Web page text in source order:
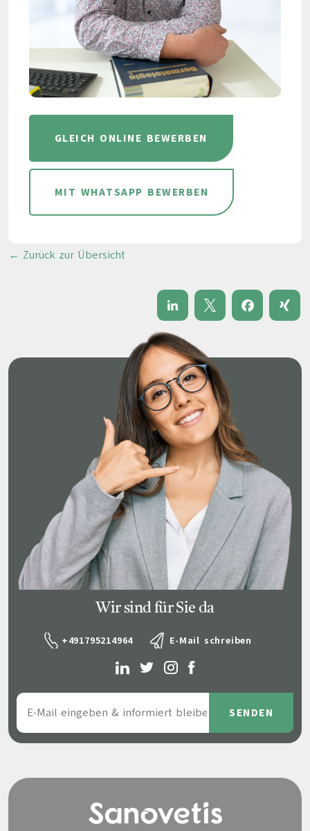
GLEICH ONLINE BEWERBEN
MIT WHATSAPP BEWERBEN
← Zurück zur Übersicht
Wir sind für Sie da
+491795214964 E-Mail schreiben